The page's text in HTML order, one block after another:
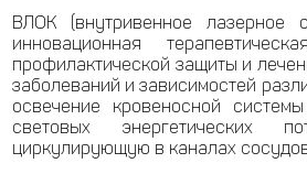
ВЛОК (внутривенное лазерное
инновационная
профилактической защиты и
заболеваний и зависимостей
освечение кровеносной
световых энергетических
циркулирующую в каналах